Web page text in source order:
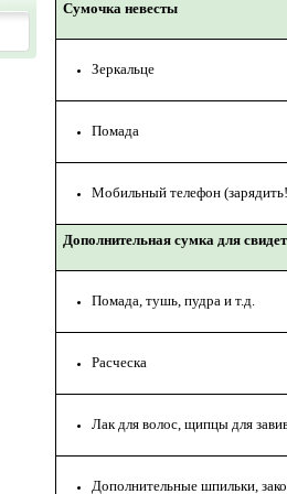
Сумочка невесты
Зеркальце
Помада
Мобильный телефон
Дополнительная сумка для
Помада, тушь, пудра и т.д.
Расческа
Лак для волос, щипцы для
Дополнительные шпильки,